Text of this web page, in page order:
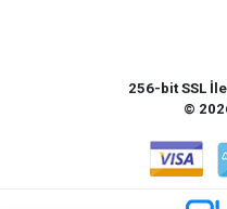
256-bit SSL
©